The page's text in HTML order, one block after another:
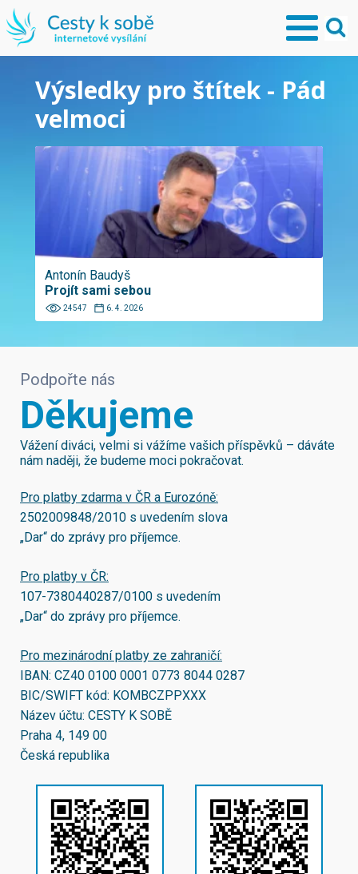
Výsledky pro štítek - Pád
velmoci
Antonín Baudyš
Projít sami sebou
24547 6. 4. 2026
Podpořte nás
Děkujeme
Vážení diváci, velmi si vážíme vašich příspěvků – dáváte
nám naději, že budeme moci pokračovat.
Pro platby zdarma v ČR a Eurozóně:
2502009848/2010 s uvedením slova
„Dar“ do zprávy pro příjemce.
Pro platby v ČR:
107-7380440287/0100 s uvedením
„Dar“ do zprávy pro příjemce.
Pro mezinárodní platby ze zahraničí:
IBAN: CZ40 0100 0001 0773 8044 0287
BIC/SWIFT kód: KOMBCZPPXXX
Název účtu: CESTY K SOBĚ
Praha 4, 149 00
Česká republika